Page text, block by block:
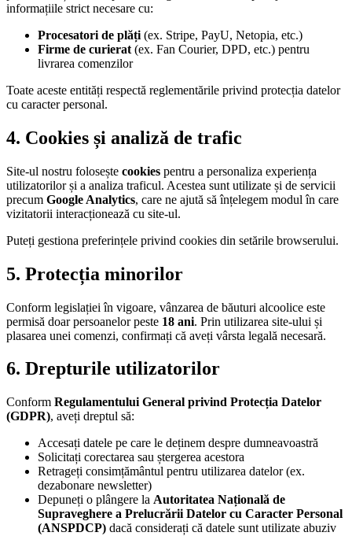
informațiile strict necesare cu:
Procesatori de plăți (ex. Stripe, PayU, Netopia, etc.)
Firme de curierat (ex. Fan Courier, DPD, etc.) pentru
livrarea comenzilor
Toate aceste entități respectă reglementările privind protecția datelor
cu caracter personal.
4. Cookies și analiză de trafic
Site-ul nostru folosește cookies pentru a personaliza experiența
utilizatorilor și a analiza traficul. Acestea sunt utilizate și de servicii
precum Google Analytics, care ne ajută să înțelegem modul în care
vizitatorii interacționează cu site-ul.
Puteți gestiona preferințele privind cookies din setările browserului.
5. Protecția minorilor
Conform legislației în vigoare, vânzarea de băuturi alcoolice este
permisă doar persoanelor peste 18 ani. Prin utilizarea site-ului și
plasarea unei comenzi, confirmați că aveți vârsta legală necesară.
6. Drepturile utilizatorilor
Conform Regulamentului General privind Protecția Datelor
(GDPR), aveți dreptul să:
Accesați datele pe care le deținem despre dumneavoastră
Solicitați corectarea sau ștergerea acestora
Retrageți consimțământul pentru utilizarea datelor (ex.
dezabonare newsletter)
Depuneți o plângere la Autoritatea Națională de
Supraveghere a Prelucrării Datelor cu Caracter Personal
(ANSPDCP) dacă considerați că datele sunt utilizate abuziv